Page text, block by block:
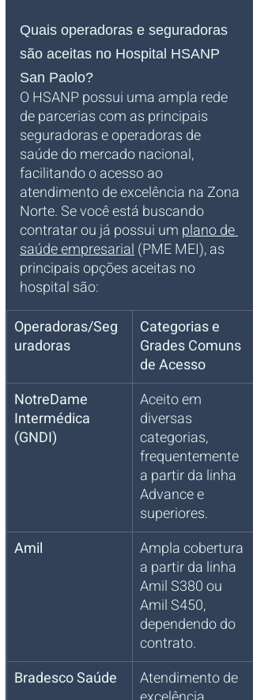
Quais operadoras e seguradoras
são aceitas no Hospital HSANP
San Paolo?
O HSANP possui uma ampla rede
de parcerias com as principais
seguradoras e operadoras de
saúde do mercado nacional,
facilitando o acesso ao
atendimento de excelência na Zona
Norte. Se você está buscando
contratar ou já possui um plano de
saúde empresarial (PME MEI), as
principais opções aceitas no
hospital são:
Operadoras/Seg
uradoras
Categorias e
Grades Comuns
de Acesso
NotreDame
Intermédica
(GNDI)
Aceito em
diversas
categorias,
frequentemente
a partir da linha
Advance e
superiores.
Amil
Ampla cobertura
a partir da linha
Amil S380 ou
Amil S450,
dependendo do
contrato.
Bradesco Saúde
Atendimento de